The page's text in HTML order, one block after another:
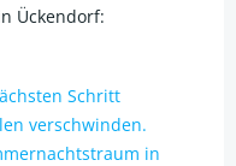
Ückendorf:
Schritt
verschwinden.
in